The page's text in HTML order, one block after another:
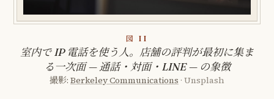
図 II
室内で IP 電話を使う人。店舗の評判が最初に集ま
る一次面 — 通話・対面・LINE — の象徴
撮影: Berkeley Communications · Unsplash